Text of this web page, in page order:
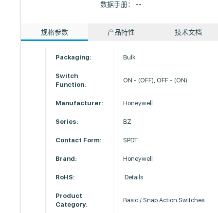
数据手册： --
规格参数 产品特性 技术文档
Packaging: Bulk
Switch
Function:
ON - (OFF), OFF - (ON)
Manufacturer: Honeywell
Series: BZ
Contact Form: SPDT
Brand: Honeywell
RoHS: Details
Product
Category:
Basic / Snap Action Switches